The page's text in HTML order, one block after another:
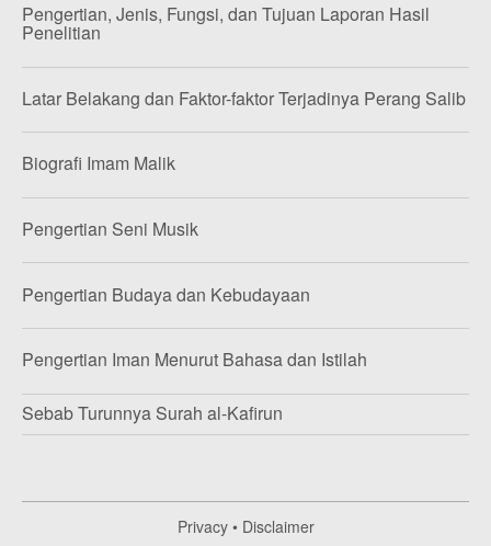
Pengertian, Jenis, Fungsi, dan Tujuan Laporan Hasil
Penelitian
Latar Belakang dan Faktor-faktor Terjadinya Perang Salib
Biografi Imam Malik
Pengertian Seni Musik
Pengertian Budaya dan Kebudayaan
Pengertian Iman Menurut Bahasa dan Istilah
Sebab Turunnya Surah al-Kafirun
Privacy• Disclaimer